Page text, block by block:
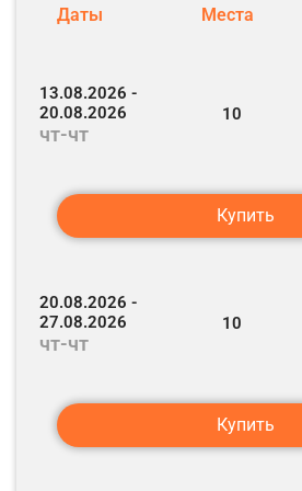
подниматься на верхнюю смотровую
Даты Места
13.08.2026 -
20.08.2026
чт-чт
10
Купить
20.08.2026 -
27.08.2026
чт-чт
10
Купить